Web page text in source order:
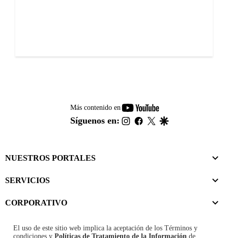
Más contenido en
youtube-
footer
Síguenos en: instagram
facebook
twitter
NUESTROS PORTALES
SERVICIOS
CORPORATIVO
El uso de este sitio web implica la aceptación de los Términos y
condiciones y Políticas de Tratamiento de la Información de